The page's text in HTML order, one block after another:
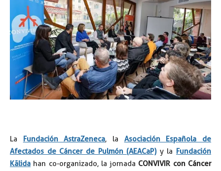
La Fundación AstraZeneca, la Asociación Española de
Afectados de Cáncer de Pulmón (AEACaP)y la Fundación
Kālida han co-organizado, la jornada CONVIVIR con Cáncer